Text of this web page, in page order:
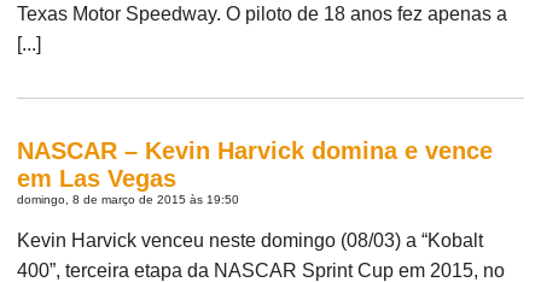
Texas Motor Speedway. O piloto de 18 anos fez apenas a
[...]
NASCAR – Kevin Harvick domina e vence
em Las Vegas
domingo, 8 de março de 2015 às 19:50
Kevin Harvick venceu neste domingo (08/03) a “Kobalt
400”, terceira etapa da NASCAR Sprint Cup em 2015, no